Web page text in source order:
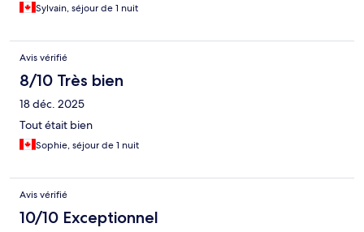
Sylvain, séjour de 1 nuit
Avis vérifié
8/10 Très bien
18 déc. 2025
Tout était bien
Sophie, séjour de 1 nuit
Avis vérifié
10/10 Exceptionnel